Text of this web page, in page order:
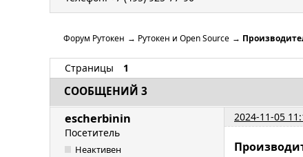
Форум Рутокен → Рутокен и Open Source →
Страницы 1
СООБЩЕНИЙ 3
escherbinin
2024-11-05
Посетитель
Неактивен